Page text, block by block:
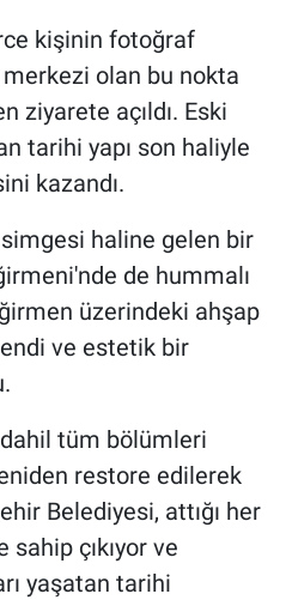
kişinin fotoğraf
olan bu nokta
ziyarete açıldı. Eski
tarihi yapı son haliyle
kazandı.
haline gelen bir
de hummalı
üzerindeki ahşap
ve estetik bir
dahil tüm bölümleri
restore edilerek
Belediyesi, attığı her
çıkıyor ve
yaşatan tarihi